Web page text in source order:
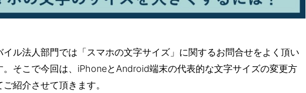
イル法人部門では「スマホの文字サイズ」に関するお問合せをよく頂い
。そこで今回は、iPhoneとAndroid端末の代表的な文字サイズの変更方
紹介させて頂きます。